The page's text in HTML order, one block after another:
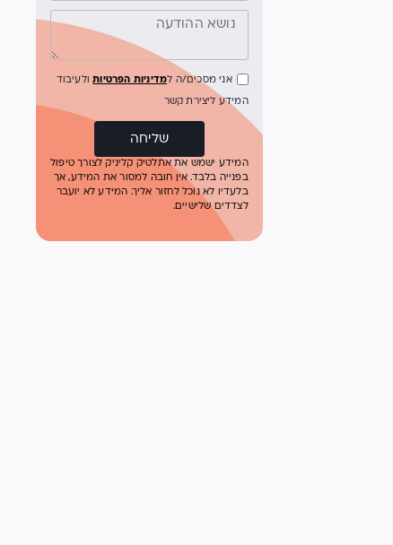
אני מסכים/ה למדיניות הפרטיותולעיבוד
המידע ליצירת קשר
שליחה
המידע ישמש את אתלטיק קליניק לצורך טיפול
בפנייה בלבד. אין חובה למסור את המידע, אך
בלעדיו לא נוכל לחזור אליך. המידע לא יועבר
לצדדים שלישיים.